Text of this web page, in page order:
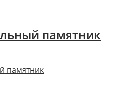
памятник